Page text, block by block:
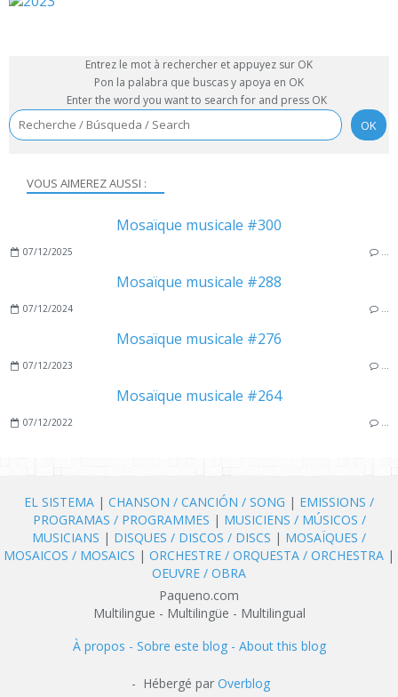
VOUS AIMEREZ AUSSI :
Mosaïque musicale #300
07/12/2025 …
Mosaïque musicale #288
07/12/2024 …
Mosaïque musicale #276
07/12/2023 …
Mosaïque musicale #264
07/12/2022 …
Entrez le mot à rechercher et appuyez sur OK
Pon la palabra que buscas y apoya en OK
Enter the word you want to search for and press OK
EL SISTEMA | CHANSON / CANCIÓN / SONG | EMISSIONS /
PROGRAMAS / PROGRAMMES | MUSICIENS / MÚSICOS /
MUSICIANS | DISQUES / DISCOS / DISCS | MOSAÏQUES /
MOSAICOS / MOSAICS | ORCHESTRE / ORQUESTA / ORCHESTRA |
OEUVRE / OBRA
Paqueno.com
Multilingue - Multilingüe - Multilingual
À propos - Sobre este blog - About this blog
- Hébergé par Overblog